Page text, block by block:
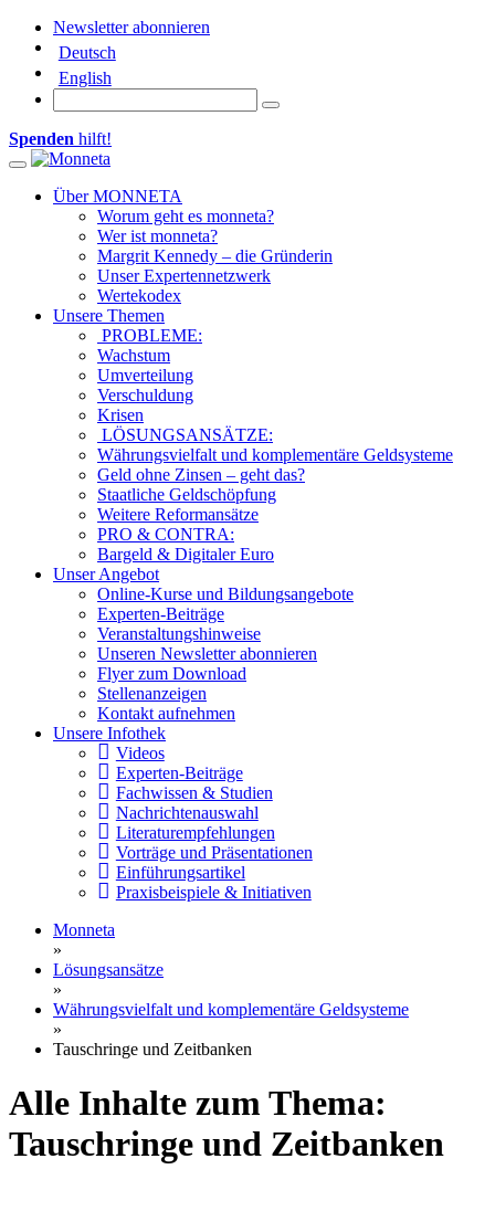
Newsletter abonnieren
Deutsch
English
Spenden hilft!
Toggle navigation
Über MONNETA
Worum geht es monneta?
Wer ist monneta?
Margrit Kennedy – die Gründerin
Unser Expertennetzwerk
Wertekodex
Unsere Themen
PROBLEME:
Wachstum
Umverteilung
Verschuldung
Krisen
LÖSUNGSANSÄTZE:
Währungsvielfalt und komplementäre Geldsysteme
Geld ohne Zinsen – geht das?
Staatliche Geldschöpfung
Weitere Reformansätze
PRO & CONTRA:
Bargeld & Digitaler Euro
Unser Angebot
Online-Kurse und Bildungsangebote
Experten-Beiträge
Veranstaltungshinweise
Unseren Newsletter abonnieren
Flyer zum Download
Stellenanzeigen
Kontakt aufnehmen
Unsere Infothek
Videos
Experten-Beiträge
Fachwissen & Studien
Nachrichtenauswahl
Literaturempfehlungen
Vorträge und Präsentationen
Einführungsartikel
Praxisbeispiele & Initiativen
Monneta
»
Lösungsansätze
»
Währungsvielfalt und komplementäre Geldsysteme
»
Tauschringe und Zeitbanken
Alle Inhalte zum Thema:
Tauschringe und Zeitbanken